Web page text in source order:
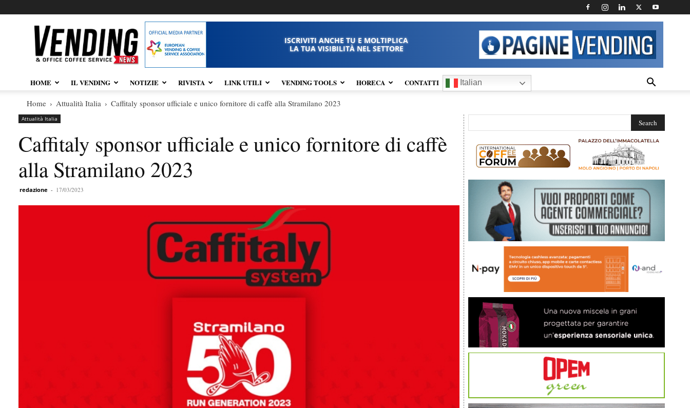
Vendingnews.it
ISCRIVITI ANCHE TU E MOLTIPLICA
LA TUA VISIBILITÀ NEL SETTORE
HOME IL VENDING NOTIZIE RIVISTA LINK UTILI VENDING TOOLS HORECA CONTATTI Italian
Home Attualità Italia Caffitaly sponsor ufficiale e unico fornitore di caffè alla Stramilano 2023
Attualità Italia
Caffitaly sponsor ufficiale e unico fornitore di caffè
alla Stramilano 2023
redazione - 17/03/2023